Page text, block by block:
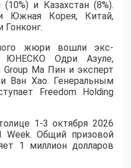
и Казахстан (8%).
Южная Корея, Китай,
Гонконг.
жюри вошли экс-
ЮНЕСКО Одри Азуле,
Group Ма Пин и эксперт
Ван Хао. Генеральным
Freedom Holding
1-3 октября 2026
Week. Общий призовой
1 миллион долларов